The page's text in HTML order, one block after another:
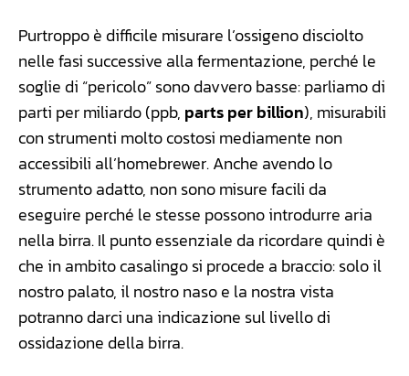
Purtroppo è difficile misurare l’ossigeno disciolto
nelle fasi successive alla fermentazione, perché le
soglie di “pericolo” sono davvero basse: parliamo di
parti per miliardo (ppb, parts per billion), misurabili
con strumenti molto costosi mediamente non
accessibili all’homebrewer. Anche avendo lo
strumento adatto, non sono misure facili da
eseguire perché le stesse possono introdurre aria
nella birra. Il punto essenziale da ricordare quindi è
che in ambito casalingo si procede a braccio: solo il
nostro palato, il nostro naso e la nostra vista
potranno darci una indicazione sul livello di
ossidazione della birra.